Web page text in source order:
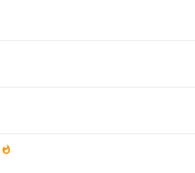
whatshot